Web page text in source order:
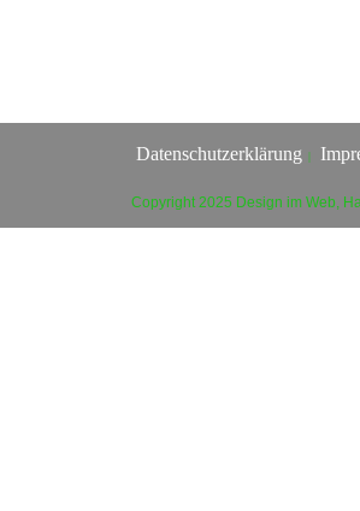
Datenschutzerklärung
Copyright 2025 Design im Web,